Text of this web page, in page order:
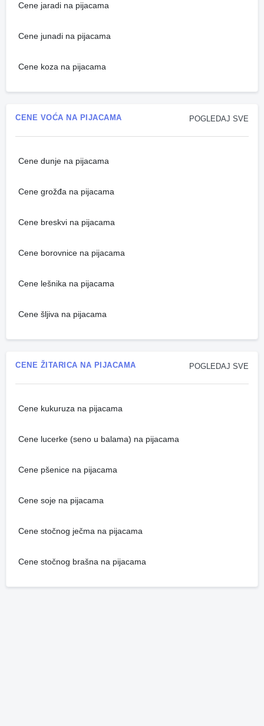
Cene jaradi na pijacama
Cene junadi na pijacama
Cene koza na pijacama
POGLEDAJ SVE
CENE VOĆA NA PIJACAMA
Cene dunje na pijacama
Cene grožđa na pijacama
Cene breskvi na pijacama
Cene borovnice na pijacama
Cene lešnika na pijacama
Cene šljiva na pijacama
POGLEDAJ SVE
CENE ŽITARICA NA PIJACAMA
Cene kukuruza na pijacama
Cene lucerke (seno u balama) na pijacama
Cene pšenice na pijacama
Cene soje na pijacama
Cene stočnog ječma na pijacama
Cene stočnog brašna na pijacama